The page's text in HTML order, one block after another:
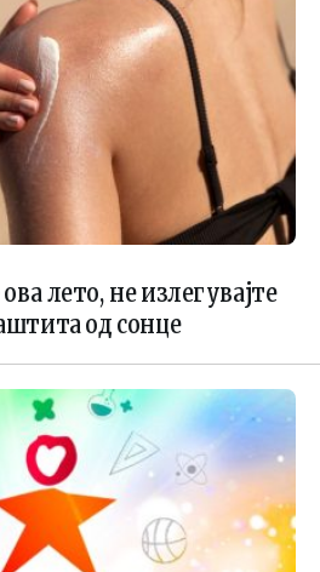
лето, не излегувајте
од сонце